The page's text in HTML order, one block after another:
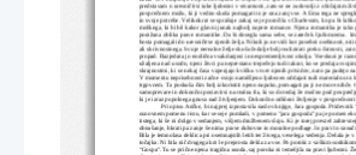
predstavam o uresničitvi take ljubezni v stvarnosti, zato se ne zadovolji z običajnim
povprečnem možu, ki ji vedno skuša pomagati in je ona zanj vse. A Ema tega ne
in svoje potrebe. Velikokrat se sprašuje zakaj se je poročila s Charlesom, ko pa bi
moškega, ki bi bil kakor glavni junak najbolj napete romance. Njena romantika je tako
ponižana oblika prave romantike. Da bi dosegla sama sebe, se zateče k ljubimcema.
bosta pomagali do uresničitve njenih želja. Nikoli ju ne vidi kot posebni osebnosti, niti
ali skrivnostnega. Svoje nerealne želje skuša čedalje bolj realizirati preko čutnosti,
propad. Razjedata jo enolična vsakdanjost in nespremenljivost okolja. Vseskozi je
užaljena nad usodo, njeni živci pa neprestano trepečejo tudi takrat, ko se predaja
skrajnostmi, ki se nekaj časa vzpenjajo kvišku v svet njenih prividov, nato pa padejo
V momentu neprisebnosti začne svojo namišljeno ljubezen oddajati tudi materialno in
trgovcem. Ta poskuša čim bolj izkoristiti njeno napako, pomagati pa ji ne more nihče.
samoprevare in dokončni postavitvi na realna tla, ki so do tedaj že močno pod
ki je izraz popolnega gnusa nad življenjem. Dokončno odkloni življenje v povprečnosti
Pri opisu Ančke, bi najprej izpostavila naslov knjige, Jara gospoda. Pridevnik
osnovnem pomenu tisto, kar se seje pomladi, v pomenu ''jara gospoda'' pa je pomen
tistega, ki še ni dolgo v sedanjem, višjem družbenem sloju. Ki je torej prevzel
obnašanje, hkrati pa zanje še nima prave duhovne in moralne podlage. In prav to
Bila je temnolasa deklica pri osemnajstih letih ter živega, veselega vedenja. Delala je
točajka. Ni bila nič drugega kot le preprosta dekla za vse. Po poroki z vaškim
''Gospa''. Tu se prične njena tragična usoda, saj poroka ni temeljila na pravi ljubezni.